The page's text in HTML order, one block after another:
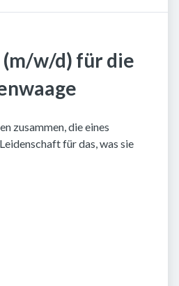
w/d) für die
zusammen, die eines
für das, was sie